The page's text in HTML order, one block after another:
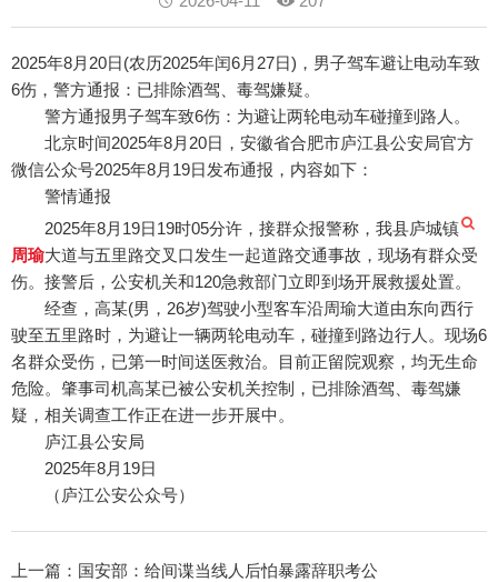
2025年8月20日(农历2025年闰6月27日)，男子驾车避让电动车致
6伤，警方通报：已排除酒驾、毒驾嫌疑。
警方通报男子驾车致6伤：为避让两轮电动车碰撞到路人。
北京时间2025年8月20日，安徽省合肥市庐江县公安局官方
微信公众号2025年8月19日发布通报，内容如下：
警情通报
2025年8月19日19时05分许，接群众报警称，我县庐城镇
周瑜大道与五里路交叉口发生一起道路交通事故，现场有群众受
伤。接警后，公安机关和120急救部门立即到场开展救援处置。
经查，高某(男，26岁)驾驶小型客车沿周瑜大道由东向西行
驶至五里路时，为避让一辆两轮电动车，碰撞到路边行人。现场6
名群众受伤，已第一时间送医救治。目前正留院观察，均无生命
危险。肇事司机高某已被公安机关控制，已排除酒驾、毒驾嫌
疑，相关调查工作正在进一步开展中。
庐江县公安局
2025年8月19日
（庐江公安公众号）
上一篇： 国安部：给间谍当线人后怕暴露辞职考公